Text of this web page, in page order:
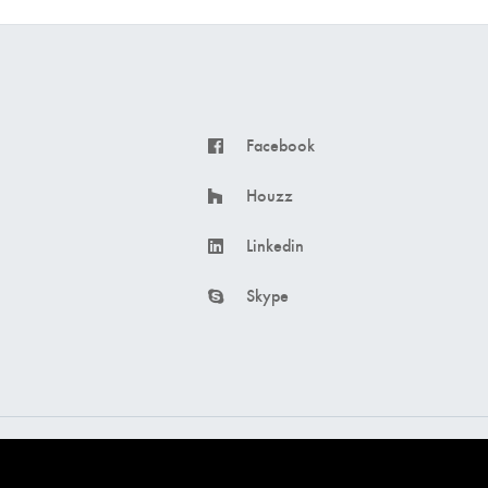
Facebook
Houzz
Linkedin
Skype